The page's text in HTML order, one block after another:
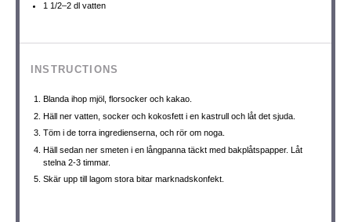
1 1/2–2 dl vatten
INSTRUCTIONS
Blanda ihop mjöl, florsocker och kakao.
Häll ner vatten, socker och kokosfett i en kastrull och låt det sjuda.
Töm i de torra ingredienserna, och rör om noga.
Häll sedan ner smeten i en långpanna täckt med bakplåtspapper. Låt
stelna 2-3 timmar.
Skär upp till lagom stora bitar marknadskonfekt.